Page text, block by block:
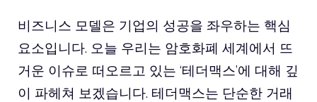
비즈니스 모델은 기업의 성공을 좌우하는 핵심
요소입니다. 오늘 우리는 암호화폐 세계에서 뜨
거운 이슈로 떠오르고 있는 ‘테더맥스’에 대해 깊
이 파헤쳐 보겠습니다. 테더맥스는 단순한 거래